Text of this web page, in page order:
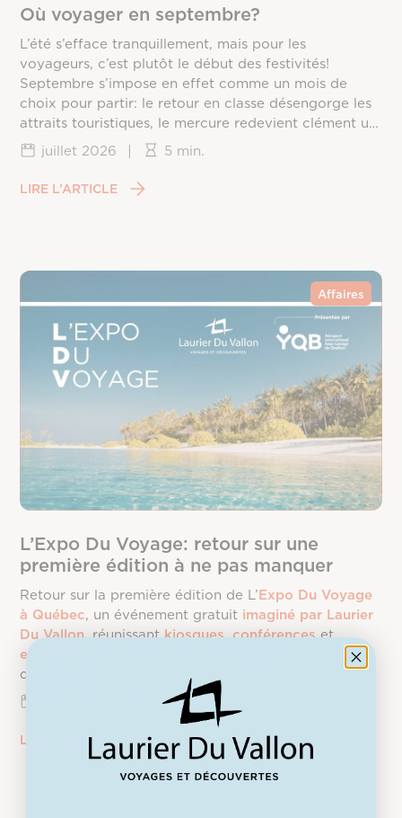
Où voyager en septembre?
L’été s’efface tranquillement, mais pour les
voyageurs, c’est plutôt le début des festivités!
Septembre s’impose en effet comme un mois de
choix pour partir: le retour en classe désengorge les
attraits touristiques, le mercure redevient clément un
peu partout sur la planète, et les prix redescendent
une fois la frénésie estivale passée. Reste à choisir la
bonne destination, puisque chaque coin du monde
vit ce mois différemment, entre saison des ouragans,
juillet 2026 | 5 min.
LIRE L’ARTICLE
Affaires
L’Expo Du Voyage: retour sur une
première édition à ne pas manquer
Retour sur la première édition de L’Expo Du Voyage
à Québec, un événement gratuit imaginé par Laurier
Du Vallon, réunissantkiosques,conférenceset
expert·es
pour inspirer et accompagner les projets
de voyage.
3 min.
LIRE L’ARTICLE